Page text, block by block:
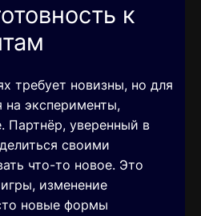
к
требует новизны, но для
на эксперименты,
Партнёр, уверенный в
своими
что-то новое. Это
изменение
новые формы